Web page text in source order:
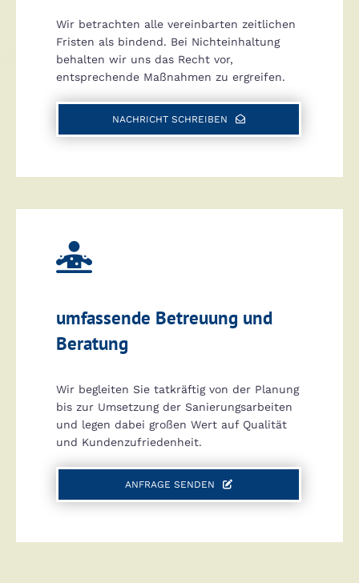
Wir betrachten alle vereinbarten zeitlichen
Fristen als bindend. Bei Nichteinhaltung
behalten wir uns das Recht vor,
entsprechende Maßnahmen zu ergreifen.
NACHRICHT SCHREIBEN

umfassende Betreuung und
Beratung
Wir begleiten Sie tatkräftig von der Planung
bis zur Umsetzung der Sanierungsarbeiten
und legen dabei großen Wert auf Qualität
und Kundenzufriedenheit.
ANFRAGE SENDEN